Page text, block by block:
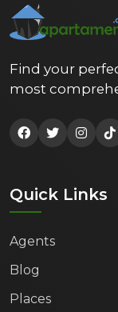
Find your
most
Quick Links
Agents
Blog
Places